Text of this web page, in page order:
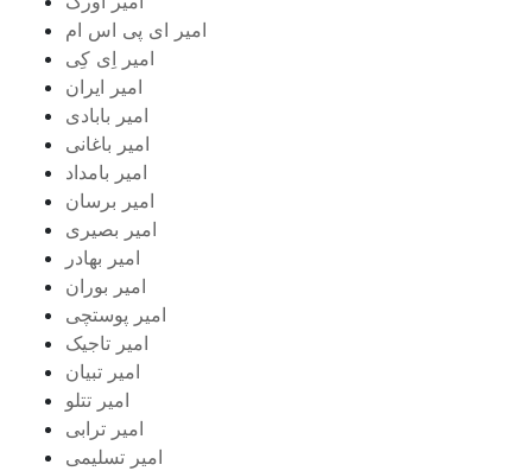
امیر ای پی اس ام
امیر اِی کِی
امیر ایران
امیر بابادی
امیر باغانی
امیر بامداد
امیر برسان
امیر بصیری
امیر بهادر
امیر بوران
امیر پوستچی
امیر تاجیک
امیر تبیان
امیر تتلو
امیر ترابی
امیر تسلیمی